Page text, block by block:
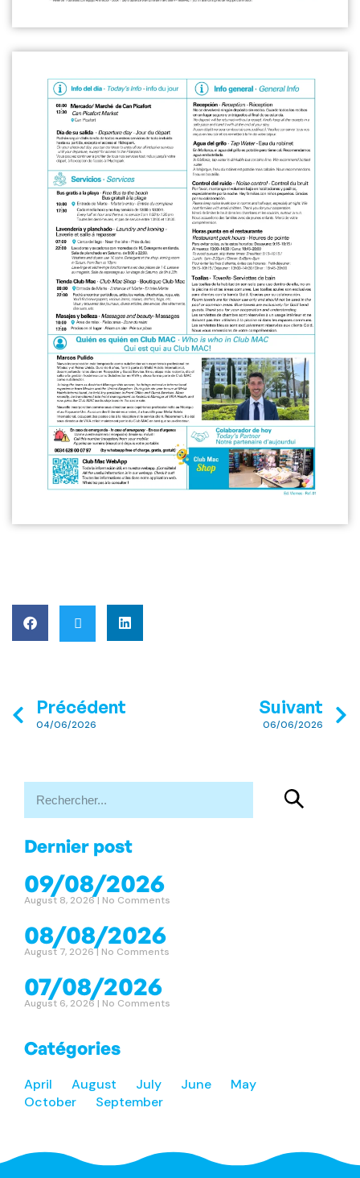
Précédent
04/06/2026
Suivant
06/06/2026
Dernier post
09/08/2026
August 8, 2026 No Comments
08/08/2026
August 7, 2026 No Comments
07/08/2026
August 6, 2026 No Comments
Catégories
April August July June
May
October
September